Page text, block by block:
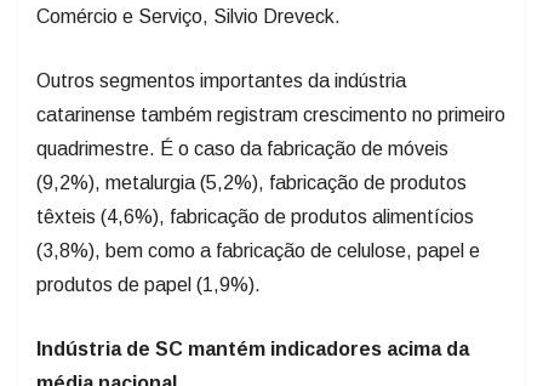
Comércio e Serviço, Silvio Dreveck.
Outros segmentos importantes da indústria
catarinense também registram crescimento no primeiro
quadrimestre. É o caso da fabricação de móveis
(9,2%), metalurgia (5,2%), fabricação de produtos
têxteis (4,6%), fabricação de produtos alimentícios
(3,8%), bem como a fabricação de celulose, papel e
produtos de papel (1,9%).
Indústria de SC mantém indicadores acima da